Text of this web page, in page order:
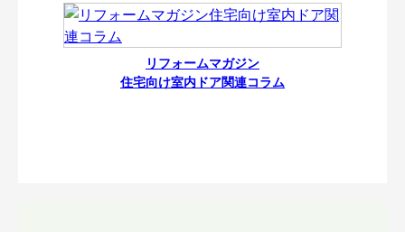
リフォームマガジン
住宅向け室内ドア関連コラム